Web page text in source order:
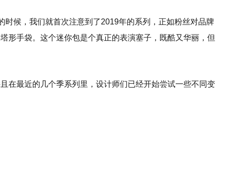
候，我们就首次注意到了2019年的系列，正如粉丝对品牌
形手袋。这个迷你包是个真正的表演塞子，既酷又华丽，但
在最近的几个季系列里，设计师们已经开始尝试一些不同变